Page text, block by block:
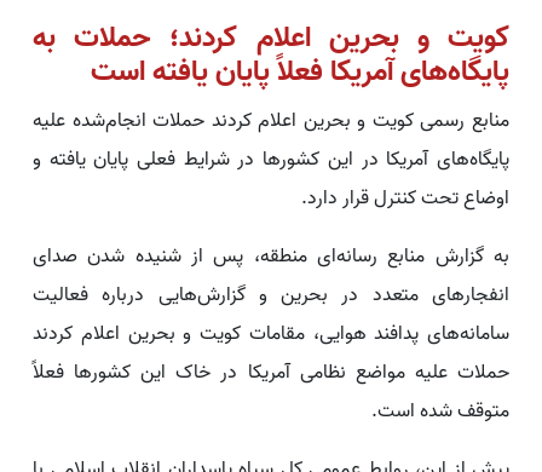
کویت و بحرین اعلام کردند؛ حملات به
پایگاه‌های آمریکا فعلاً پایان یافته است
منابع رسمی کویت و بحرین اعلام کردند حملات انجام‌شده علیه
پایگاه‌های آمریکا در این کشورها در شرایط فعلی پایان یافته و
اوضاع تحت کنترل قرار دارد.
به گزارش منابع رسانه‌ای منطقه، پس از شنیده شدن صدای
انفجارهای متعدد در بحرین و گزارش‌هایی درباره فعالیت
سامانه‌های پدافند هوایی، مقامات کویت و بحرین اعلام کردند
حملات علیه مواضع نظامی آمریکا در خاک این کشورها فعلاً
متوقف شده است.